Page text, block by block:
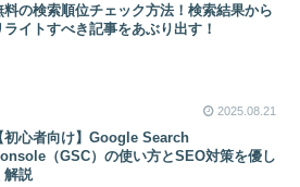
料の検索順位チェック方法！検索結果から
ライトすべき記事をあぶり出す！
2025.08.21
初心者向け】Google Search
（GSC）の使い方とSEO対策を優し
解説